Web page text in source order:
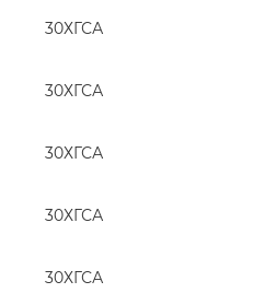
30ХГСА
30ХГСА
30ХГСА
30ХГСА
30ХГСА